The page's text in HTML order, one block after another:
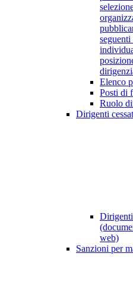
Elenco
Posti di
Ruolo
Dirigenti
web)
Sanzioni per